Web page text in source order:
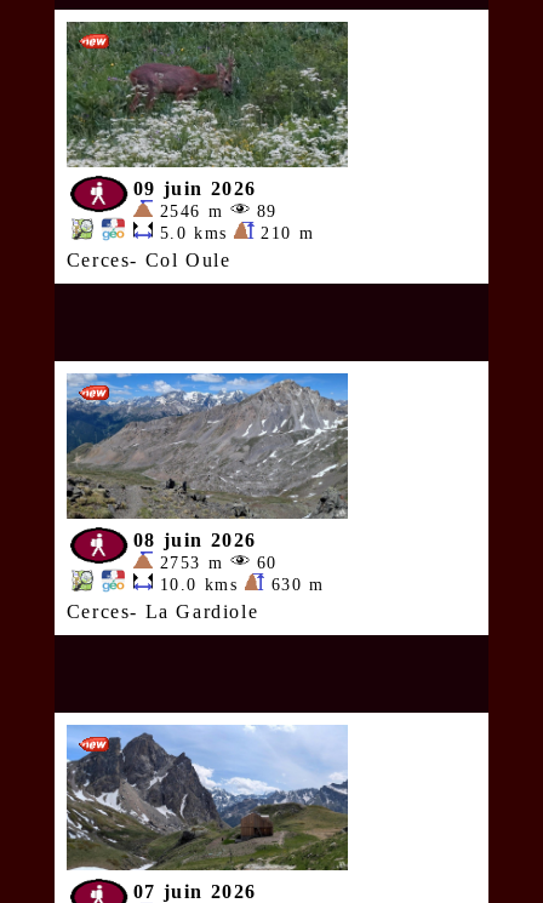
09 juin 2026
2546 m
89
5.0 kms
210 m
Cerces- Col Oule
08 juin 2026
2753 m
60
10.0 kms
630 m
Cerces- La Gardiole
07 juin 2026